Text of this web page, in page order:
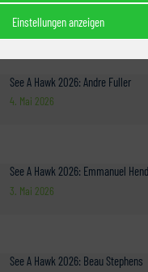
Einstellungen anzeigen
See A Hawk 2026: Andre Fuller
4. Mai 2026
See A Hawk 2026: Emmanuel
3. Mai 2026
See A Hawk 2026: Beau Stephens